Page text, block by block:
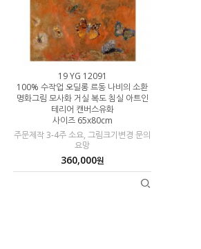
19 YG 12091
100% 수작업 오딜롱 르동 나비의 소환
명화그림 모사화 거실 복도 침실 아트인
테리어 캔버스유화
사이즈 65x80cm
주문제작 3-4주 소요, 그림크기변경 문의
요망
360,000원